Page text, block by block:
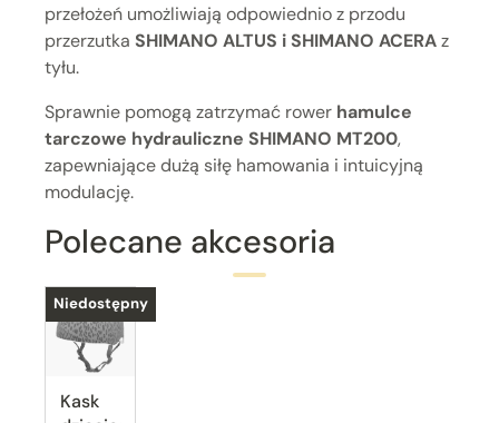
przełożeń umożliwiają odpowiednio z przodu
przerzutka SHIMANO ALTUS i SHIMANO ACERAz
tyłu.
Sprawnie pomogą zatrzymać rower hamulce
tarczowe hydrauliczne SHIMANO MT200,
zapewniające dużą siłę hamowania i intuicyjną
modulację.
Polecane akcesoria
Kask
Niedostępny